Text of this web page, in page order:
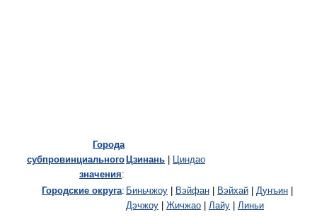
Города
субпровинциального
значения:
Цзинань Циндао
Городские округа: Биньчжоу Вэйфан Вэйхай Дунъин
Дэчжоу
Жичжао Лайу Линьи